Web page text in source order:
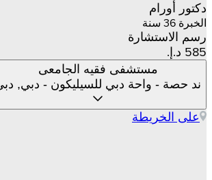
دكتور أورام
الخبرة 36 سنة
رسم الاستشارة
مستشفى فقيه الجامعى
ند حصة - واحة دبي للسيليكون - دبي, دبي
على الخريطة